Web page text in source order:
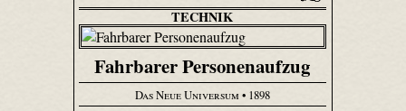
TECHNIK
Fahrbarer Personenaufzug
Das Neue Universum • 1898